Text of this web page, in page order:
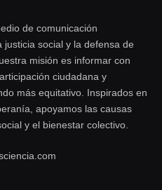
de comunicación
social y la defensa de
misión es informar con
ciudadana y
más equitativo. Inspirados en
apoyamos las causas
y el bienestar colectivo.